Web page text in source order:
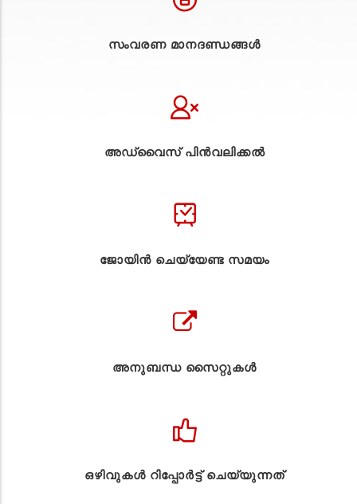
സംവരണ മാനദണ്ഡങ്ങൾ
അഡ്വൈസ് പിൻവലിക്കൽ
ജോയിൻ ചെയ്യേണ്ട സമയം
അനുബന്ധ സൈറ്റുകള്‍
ഒഴിവുകൾ റിപ്പോർട്ട് ചെയ്യുന്നത്